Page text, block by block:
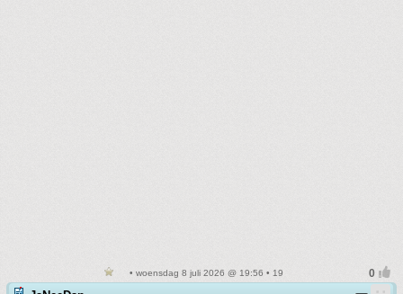
• woensdag 8 juli 2026 @ 19:56 • 19